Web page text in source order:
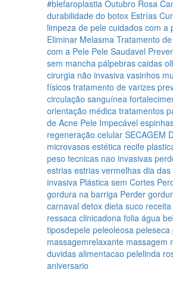
#blefaroplastia Outubro Rosa
durabilidade do botox Estrías
limpeza de pele cuidados com a
Eliminar Melasma Tratamento
com a Pele Pele Saudavel
sem mancha pálpebras caidas
cirurgia não invasiva vasinhos
físicos tratamento de varizes
circulação sanguínea
orientação médica tratamentos
de Acne Pele Impecável
regeneração celular SECAGEM
microvasos estética recife
peso tecnicas nao invasivas
estrias estrias vermelhas dia
invasiva Plástica sem Cortes
gordura na barriga Perder
carnaval detox dieta suco receita
ressaca clinicadona folia água
tiposdepele peleoleosa peleseca
massagemrelaxante massagem
duvidas alimentacao pelelinda
aniversario